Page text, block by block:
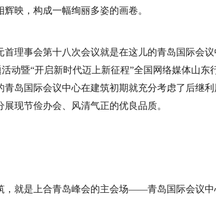
映，构成一幅绚丽多姿的画卷。
理事会第十八次会议就是在这儿的青岛国际会
动暨“开启新时代迈上新征程”全国网络媒体山东
岛国际会议中心在建筑初期就充分考虑了后继利
现节俭办会、风清气正的优良品质。
，就是上合青岛峰会的主会场——青岛国际会议中